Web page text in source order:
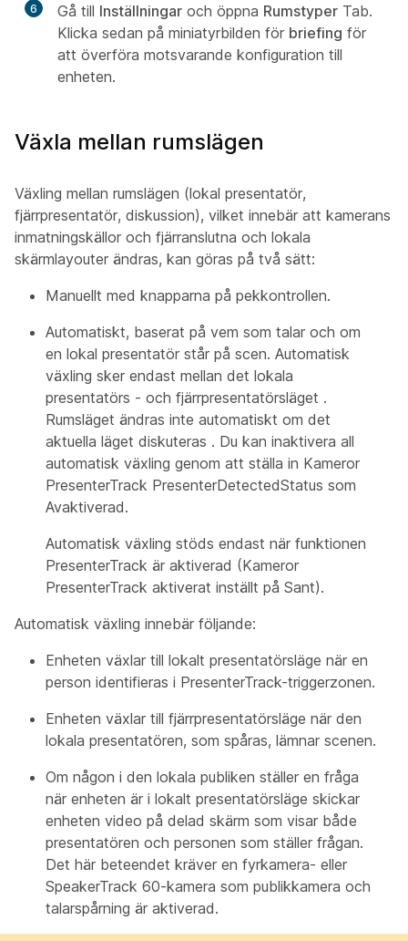
6 Gå till Inställningar och öppna Rumstyper Tab.
Klicka sedan på miniatyrbilden för briefing för
att överföra motsvarande konfiguration till
enheten.
Växla mellan rumslägen
Växling mellan rumslägen (lokal presentatör,
fjärrpresentatör, diskussion), vilket innebär att kamerans
inmatningskällor och fjärranslutna och lokala
skärmlayouter ändras, kan göras på två sätt:
Manuellt med knapparna på pekkontrollen.
Automatiskt, baserat på vem som talar och om
en lokal presentatör står på scen. Automatisk
växling sker endast mellan det lokala
presentatörs - och fjärrpresentatörsläget .
Rumsläget ändras inte automatiskt om det
aktuella läget diskuteras . Du kan inaktivera all
automatisk växling genom att ställa in Kameror
PresenterTrack PresenterDetectedStatus som
Avaktiverad.
Automatisk växling stöds endast när funktionen
PresenterTrack är aktiverad (Kameror
PresenterTrack aktiverat inställt på Sant).
Automatisk växling innebär följande:
Enheten växlar till lokalt presentatörsläge när en
person identifieras i PresenterTrack-triggerzonen.
Enheten växlar till fjärrpresentatörsläge när den
lokala presentatören, som spåras, lämnar scenen.
Om någon i den lokala publiken ställer en fråga
när enheten är i lokalt presentatörsläge skickar
enheten video på delad skärm som visar både
presentatören och personen som ställer frågan.
Det här beteendet kräver en fyrkamera- eller
SpeakerTrack 60-kamera som publikkamera och
talarspårning är aktiverad.